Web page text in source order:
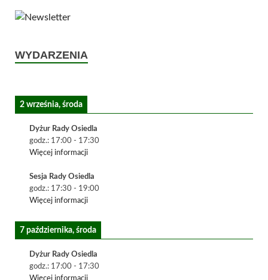
WYDARZENIA
2 września, środa
Dyżur Rady Osiedla
godz.: 17:00 - 17:30
Więcej informacji
Sesja Rady Osiedla
godz.: 17:30 - 19:00
Więcej informacji
7 października, środa
Dyżur Rady Osiedla
godz.: 17:00 - 17:30
Więcej informacji